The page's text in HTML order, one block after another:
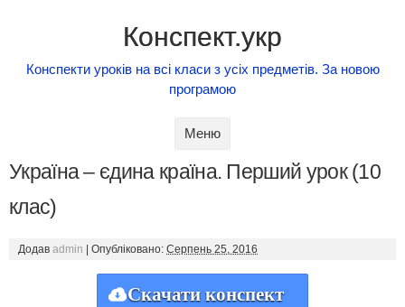
Конспект.укр
Конспекти уроків на всі класи з усіх предметів. За новою
програмою
Меню
Україна – єдина країна. Перший урок (10
клас)
Додав admin Опубліковано: Серпень 25, 2016
Скачати конспект